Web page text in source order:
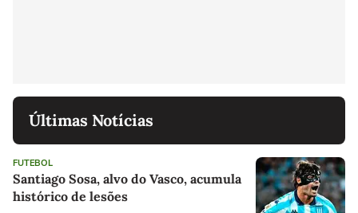
Últimas Notícias
FUTEBOL
Santiago Sosa, alvo do Vasco, acumula
histórico de lesões